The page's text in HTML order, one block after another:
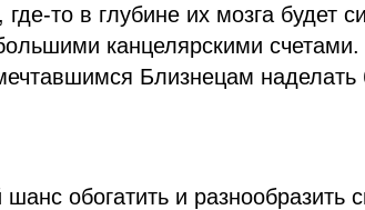
то в глубине их мозга будет
канцелярскими счетами.
Близнецам
обогатить и разнообразить